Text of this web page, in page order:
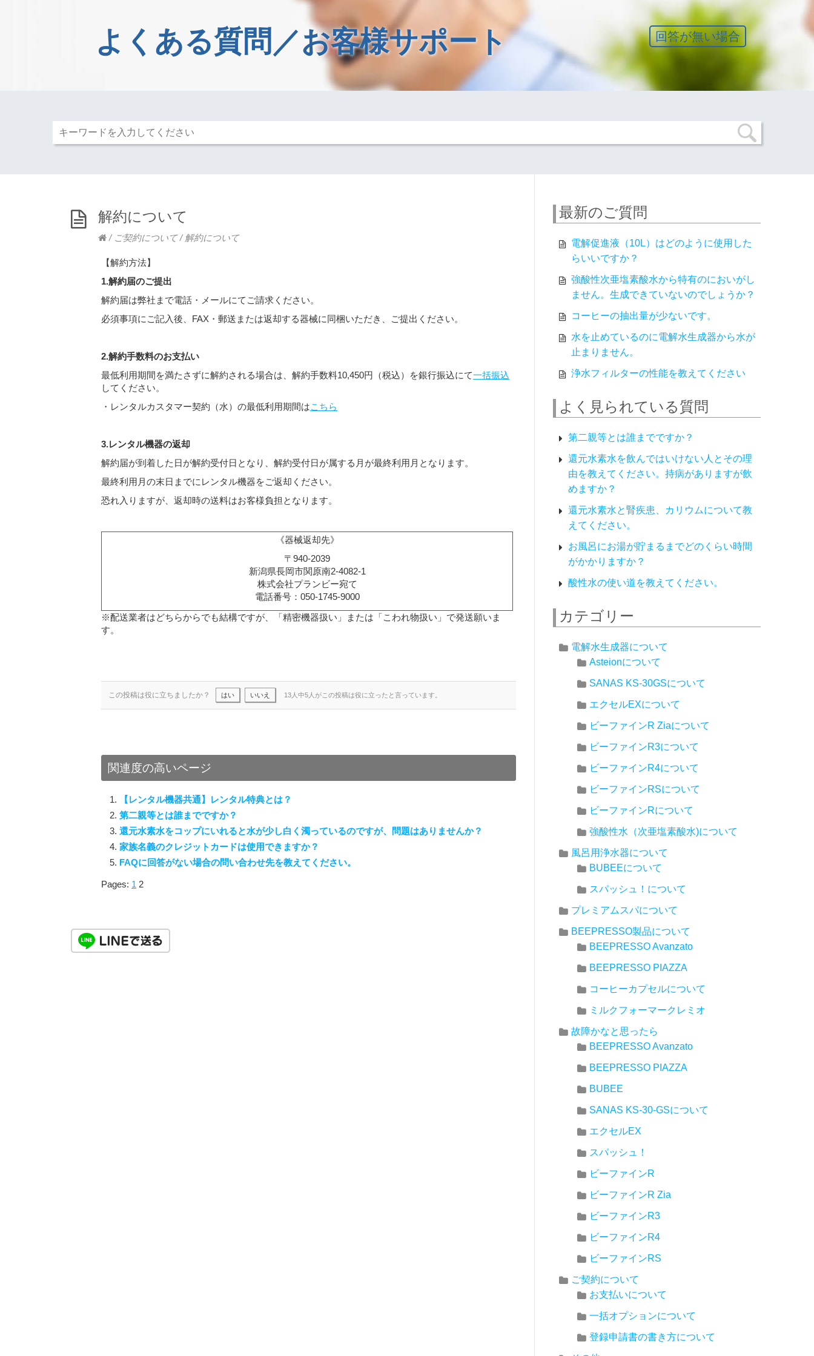
よくある質問／お客様サポート 回答が無い場合
解約について
/ ご契約について / 解約について
【解約方法】
1.解約届のご提出
解約届は弊社まで電話・メールにてご請求ください。
必須事項にご記入後、FAX・郵送または返却する器械に同梱いただき、ご提出ください。
2.解約手数料のお支払い
最低利用期間を満たさずに解約される場合は、解約手数料10,450円（税込）を銀行振込にて一括振込
してください。
・レンタルカスタマー契約（水）の最低利用期間はこちら
3.レンタル機器の返却
解約届が到着した日が解約受付日となり、解約受付日が属する月が最終利用月となります。
最終利用月の末日までにレンタル機器をご返却ください。
恐れ入りますが、返却時の送料はお客様負担となります。
《器械返却先》
〒940-2039
新潟県長岡市関原南2-4082-1
株式会社プランビー宛て
電話番号：050-1745-9000
※配送業者はどちらからでも結構ですが、「精密機器扱い」または「こわれ物扱い」で発送願いま
す。
この投稿は役に立ちましたか？ はい いいえ 13人中5人がこの投稿は役に立ったと言っています。
関連度の高いページ
【レンタル機器共通】レンタル特典とは？
第二親等とは誰までですか？
還元水素水をコップにいれると水が少し白く濁っているのですが、問題はありませんか？
家族名義のクレジットカードは使用できますか？
FAQに回答がない場合の問い合わせ先を教えてください。
Pages: 1 2
最新のご質問
電解促進液（10L）はどのように使用した
らいいですか？
強酸性次亜塩素酸水から特有のにおいがし
ません。生成できていないのでしょうか？
コーヒーの抽出量が少ないです。
水を止めているのに電解水生成器から水が
止まりません。
浄水フィルターの性能を教えてください
よく見られている質問
第二親等とは誰までですか？
還元水素水を飲んではいけない人とその理
由を教えてください。持病がありますが飲
めますか？
還元水素水と腎疾患、カリウムについて教
えてください。
お風呂にお湯が貯まるまでどのくらい時間
がかかりますか？
酸性水の使い道を教えてください。
カテゴリー
電解水生成器について
Asteionについて
SANAS KS-30GSについて
エクセルEXについて
ビーファインR Ziaについて
ビーファインR3について
ビーファインR4について
ビーファインRSについて
ビーファインRについて
強酸性水（次亜塩素酸水)について
風呂用浄水器について
BUBEEについて
スパッシュ！について
プレミアムスパについて
BEEPRESSO製品について
BEEPRESSO Avanzato
BEEPRESSO PIAZZA
コーヒーカプセルについて
ミルクフォーマークレミオ
故障かなと思ったら
BEEPRESSO Avanzato
BEEPRESSO PIAZZA
BUBEE
SANAS KS-30-GSについて
エクセルEX
スパッシュ！
ビーファインR
ビーファインR Zia
ビーファインR3
ビーファインR4
ビーファインRS
ご契約について
お支払いについて
一括オプションについて
登録申請書の書き方について